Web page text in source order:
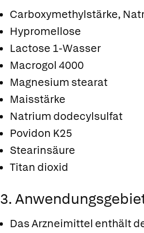
Carboxymethylstärke,
Hypromellose
Lactose 1-Wasser
Macrogol 4000
Magnesium stearat
Maisstärke
Natrium dodecylsulfat
Povidon K25
Stearinsäure
Titan dioxid
3.
Das Arzneimittel enthält